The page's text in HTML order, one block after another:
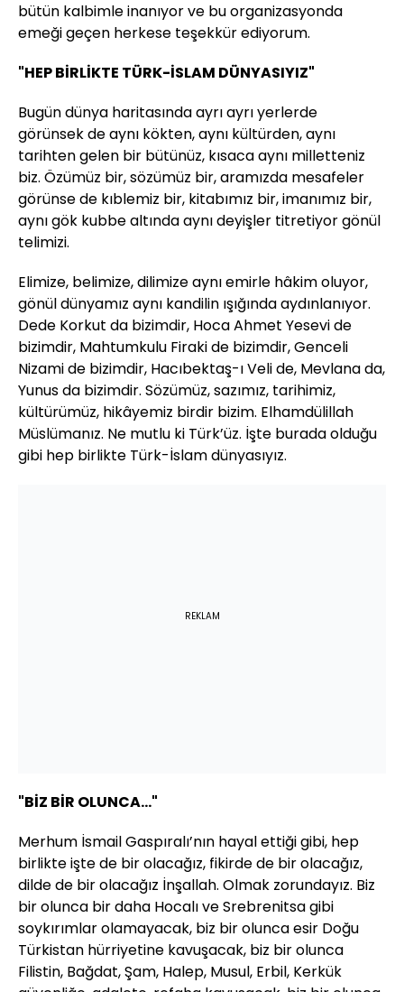
bütün kalbimle inanıyor ve bu organizasyonda
emeği geçen herkese teşekkür ediyorum.
"HEP BİRLİKTE TÜRK-İSLAM DÜNYASIYIZ"
Bugün dünya haritasında ayrı ayrı yerlerde
görünsek de aynı kökten, aynı kültürden, aynı
tarihten gelen bir bütünüz, kısaca aynı milletteniz
biz. Özümüz bir, sözümüz bir, aramızda mesafeler
görünse de kıblemiz bir, kitabımız bir, imanımız bir,
aynı gök kubbe altında aynı deyişler titretiyor gönül
telimizi.
Elimize, belimize, dilimize aynı emirle hâkim oluyor,
gönül dünyamız aynı kandilin ışığında aydınlanıyor.
Dede Korkut da bizimdir, Hoca Ahmet Yesevi de
bizimdir, Mahtumkulu Firaki de bizimdir, Genceli
Nizami de bizimdir, Hacıbektaş-ı Veli de, Mevlana da,
Yunus da bizimdir. Sözümüz, sazımız, tarihimiz,
kültürümüz, hikâyemiz birdir bizim. Elhamdülillah
Müslümanız. Ne mutlu ki Türk’üz. İşte burada olduğu
gibi hep birlikte Türk-İslam dünyasıyız.
REKLAM
"BİZ BİR OLUNCA..."
Merhum İsmail Gaspıralı’nın hayal ettiği gibi, hep
birlikte işte de bir olacağız, fikirde de bir olacağız,
dilde de bir olacağız İnşallah. Olmak zorundayız. Biz
bir olunca bir daha Hocalı ve Srebrenitsa gibi
soykırımlar olamayacak, biz bir olunca esir Doğu
Türkistan hürriyetine kavuşacak, biz bir olunca
Filistin, Bağdat, Şam, Halep, Musul, Erbil, Kerkük